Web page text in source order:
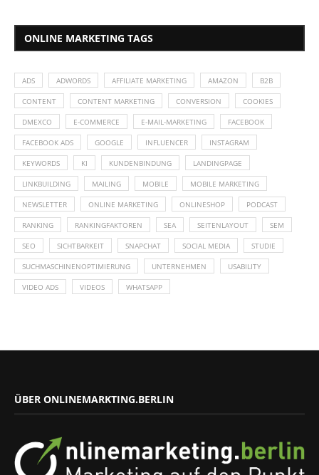
ONLINE MARKETING TAGS
ADS ADWORDS AFFILIATE MARKETING AMAZON B2B
CONTENT CONTENT MARKETING CONVERSION COOKIES
DMEXCO E-COMMERCE E-MAIL-MARKETING FACEBOOK
FACEBOOK ADS GOOGLE INFLUENCER INSTAGRAM
KEYWORDS KI KUNDENBINDUNG LANDINGPAGE
LINKBUILDING MAILING MOBILE MOBILE MARKETING
NEWSLETTER ONLINE MARKETING ONLINESHOP PODCAST
RANKING RANKINGFAKTOREN SEA SEITENLAYOUT SEM
SEO SICHTBARKEIT SNAPCHAT SOCIAL MEDIA STUDIE
SUCHMASCHINENOPTIMIERUNG UNTERNEHMEN USABILITY
VIDEO ADS VIDEOS WHATSAPP
ÜBER ONLINEMARKTING.BERLIN